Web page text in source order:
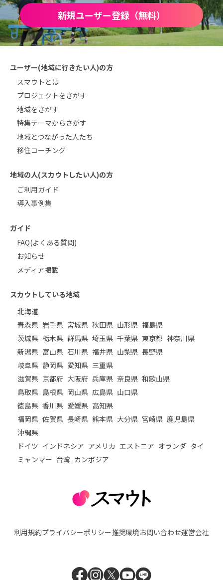
新規ユーザー登録（無料）
ユーザー(地域に行きたい人)の方
スマウトとは
プロジェクトをさがす
地域をさがす
特集テーマからさがす
地域とつながった人たち
移住コーチング
地域の人(スカウトしたい人)の方
ご利用ガイド
導入事例集
ガイド
FAQ(よくある質問)
お知らせ
メディア掲載
スカウトしている地域
北海道
青森県 岩手県 宮城県 秋田県 山形県 福島県
茨城県 栃木県 群馬県 埼玉県 千葉県 東京都 神奈川県
新潟県 富山県 石川県 福井県 山梨県 長野県
岐阜県 静岡県 愛知県 三重県
滋賀県 京都府 大阪府 兵庫県 奈良県 和歌山県
鳥取県 島根県 岡山県 広島県 山口県
徳島県 香川県 愛媛県 高知県
福岡県 佐賀県 長崎県 熊本県 大分県 宮崎県 鹿児島県
沖縄県
ドイツ インドネシア アメリカ エストニア オランダ タイ
ミャンマー 台湾 カンボジア
利用規約プライバシーポリシー推奨環境お問い合わせ運営会社